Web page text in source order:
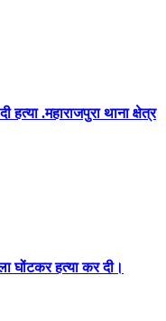
.महाराजपुरा थाना क्षेत्र
घोंटकर हत्या कर दी।